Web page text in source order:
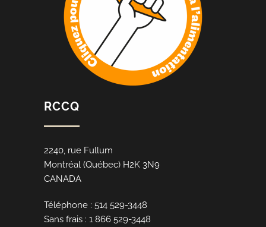
RCCQ
2240, rue Fullum
Montréal (Québec) H2K 3N9
CANADA
Téléphone : 514 529-3448
Sans frais : 1 866 529-3448